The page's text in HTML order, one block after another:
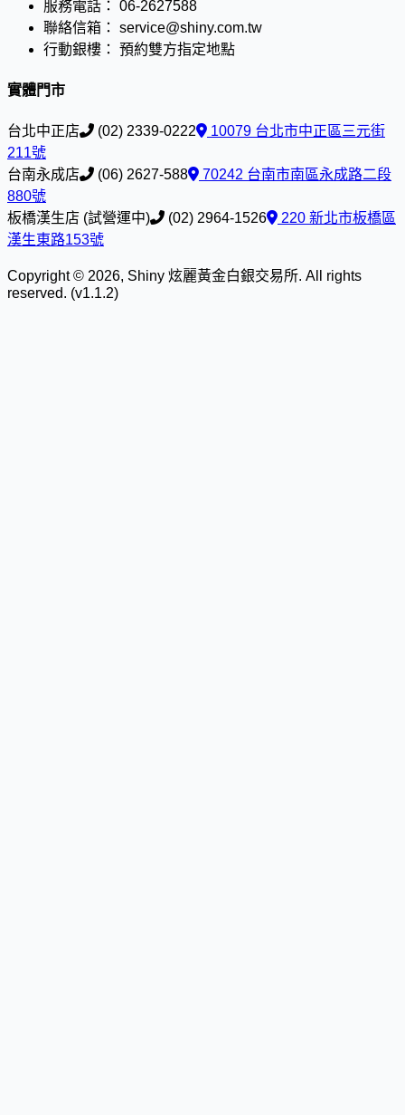
服務電話： 06-2627588
聯絡信箱： service@shiny.com.tw
行動銀樓： 預約雙方指定地點
實體門市
台北中正店 (02) 2339-0222
10079 台北市中正區三元街
211號
台南永成店
(06) 2627-588
70242 台南市南區永成路二段
880號
板橋漢生店 (試營運中)
(02) 2964-1526
220 新北市板橋區
漢生東路153號
Copyright © 2026, Shiny 炫麗黃金白銀交易所. All rights
reserved. (v1.1.2)